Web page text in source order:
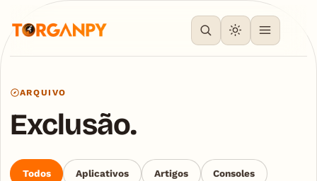
ARQUIVO
Exclusão.
Todos Aplicativos Artigos Consoles